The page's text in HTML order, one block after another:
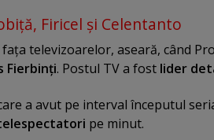
Firicel şi Celentanto
televizoarelor, aseară, când
Fierbinţi. Postul TV a fost lider
a avut pe interval începutul
pe minut.